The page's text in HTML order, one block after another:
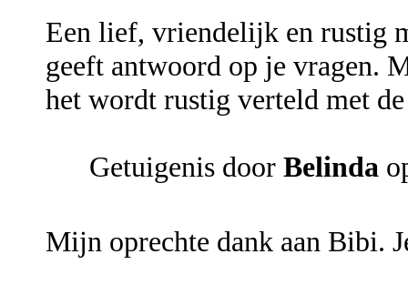
Een lief, vriendelijk en rustig
geeft antwoord op je vragen.
het wordt rustig verteld met
Getuigenis door Belinda
Mijn oprechte dank aan Bibi.